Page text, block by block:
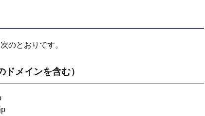
のとおりです。
メインを含む）